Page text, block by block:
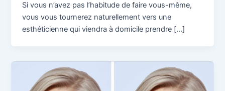
Si vous n’avez pas l’habitude de faire vous-même,
vous vous tournerez naturellement vers une
esthéticienne qui viendra à domicile prendre […]